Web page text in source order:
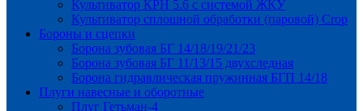
Культиватор КРН 5.6 с системой ЖКУ
Культиватор сплошной обработки (паровой) Crop
Бороны и сцепки
Борона зубовая БГ 14/18/19/21/23
Борона зубовая БГ 11/13/15 двухследная
Борона гидравлическая пружинная БГП 14/18
Плуги навесные и оборотные
Плуг Гетьман-4